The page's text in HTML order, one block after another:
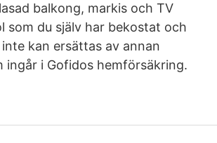
balkong, markis och TV
som du själv har bekostat och
kan ersättas av annan
ingår i Gofidos hemförsäkring.